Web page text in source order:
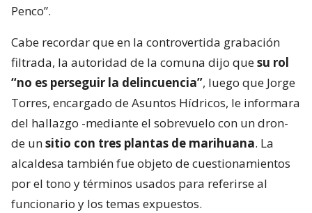
Penco”.
Cabe recordar que en la controvertida grabación
filtrada, la autoridad de la comuna dijo quesu rol
“no es perseguir la delincuencia”, luego que Jorge
Torres, encargado de Asuntos Hídricos, le informara
del hallazgo -mediante el sobrevuelo con un dron-
de unsitio con tres plantas de marihuana. La
alcaldesa también fue objeto de cuestionamientos
por el tono y términos usados para referirse al
funcionario y los temas expuestos.